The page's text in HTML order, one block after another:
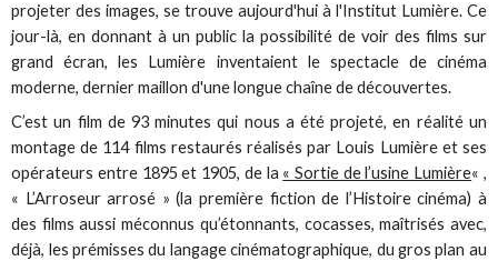
projeter des images, se trouve aujourd'hui à l'Institut Lumière. Ce
jour-là, en donnant à un public la possibilité de voir des films sur
grand écran, les Lumière inventaient le spectacle de cinéma
moderne, dernier maillon d'une longue chaîne de découvertes.
C’est un film de 93 minutes qui nous a été projeté, en réalité un
montage de 114 films restaurés réalisés par Louis Lumière et ses
opérateurs entre 1895 et 1905, de la « Sortie de l’usine Lumière« ,
« L’Arroseur arrosé » (la première fiction de l’Histoire cinéma) à
des films aussi méconnus qu’étonnants, cocasses, maîtrisés avec,
déjà, les prémisses du langage cinématographique, du gros plan au